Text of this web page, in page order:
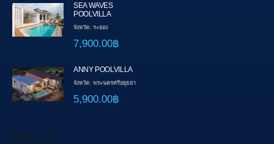
SEA WAVES
POOLVILLA
จังหวัด: ระยอง
7,900.00฿
ANNY POOLVILLA
จังหวัด: พระนครศรีอยุธยา
5,900.00฿
ที่พักแนะนำ